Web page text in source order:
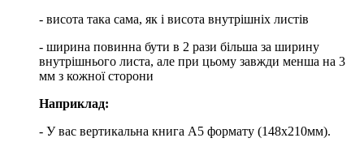
- висота така сама, як і висота внутрішніх листів
- ширина повинна бути в 2 рази більша за ширину
внутрішнього листа, але при цьому завжди менша на 3
мм з кожної сторони
Наприклад:
- У вас вертикальна книга А5 формату (148х210мм).